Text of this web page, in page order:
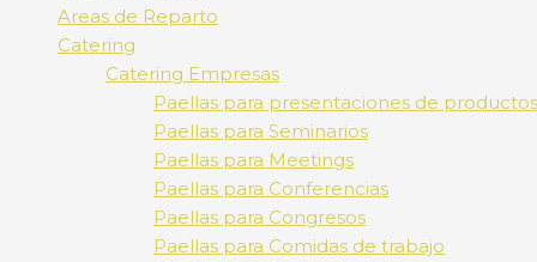
Areas de Reparto
Catering
Catering Empresas
Paellas para presentaciones de productos
Paellas para Seminarios
Paellas para Meetings
Paellas para Conferencias
Paellas para Congresos
Paellas para Comidas de trabajo